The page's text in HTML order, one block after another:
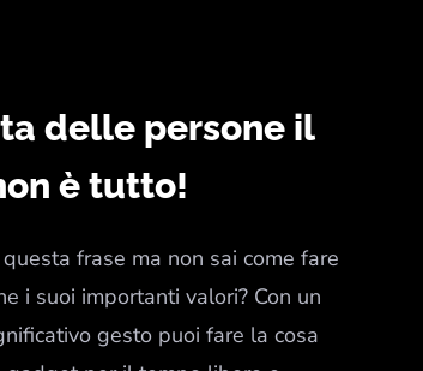
delle persone il
è tutto!
frase ma non sai come fare
i suoi importanti valori? Con un
gesto puoi fare la cosa